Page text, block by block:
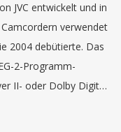
JVC entwickelt und in
verwendet
2004 debütierte. Das
2-Programm-
II- oder Dolby Digital-
VOB-Dateien auf